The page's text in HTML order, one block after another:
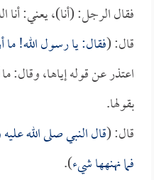
فقال الرجل: (أنا)، يعني: أنا
قال: (فقال: يا رسول الله! ما
اعتذر عن قوله إياها، وقال:
بقولها.
قال: (قال النبي صلى الله
فما نهنهها شيء).